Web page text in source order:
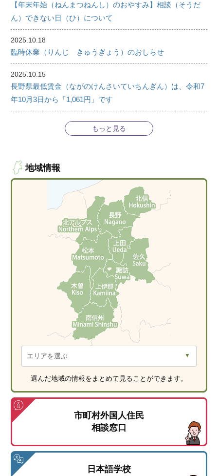
【年末年始（ねんまつねんし）のおやすみ】相談（そうだ
ん）できない日（ひ）について
2025.10.18
臨時休業（りんじ きゅうぎょう）のおしらせ
2025.10.15
長野県最低賃金（ながのけんさいていちんぎん）は、令和7
年10月3日から「1,061円」です
もっと見る
地域情報
選んだ地域の情報をまとめて見ることができます。
市町村外国人住民
相談窓口
日本語学校